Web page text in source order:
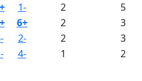
1- 2 5
6+ 2 3
2- 2 3
4- 1 2